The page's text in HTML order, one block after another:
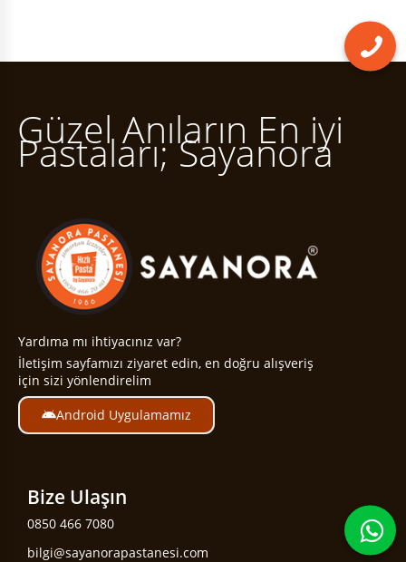
Güzel Anıların En iyi
Pastaları; Sayanora
Yardıma mı ihtiyacınız var?
İletişim sayfamızı ziyaret edin, en doğru alışveriş
için sizi yönlendirelim
Android Uygulamamız
Bize Ulaşın
0850 466 7080
bilgi@sayanorapastanesi.com